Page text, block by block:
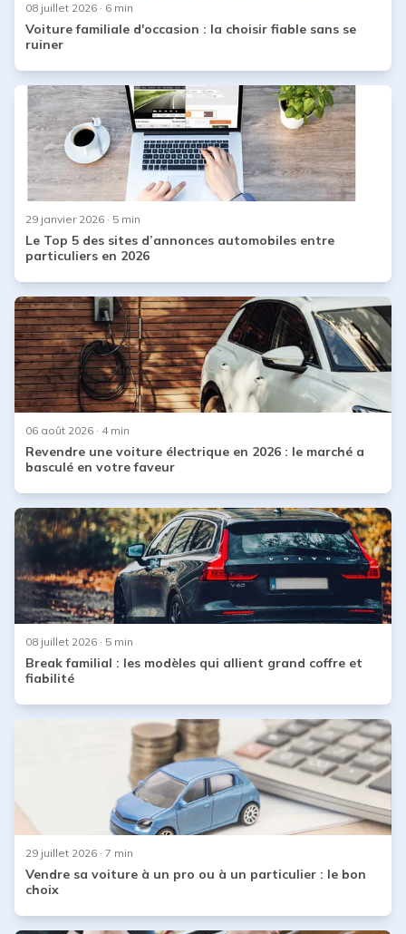
08 juillet 2026 · 6 min
Voiture familiale d'occasion : la choisir fiable sans se
ruiner
29 janvier 2026 · 5 min
Le Top 5 des sites d’annonces automobiles entre
particuliers en 2026
06 août 2026 · 4 min
Revendre une voiture électrique en 2026 : le marché a
basculé en votre faveur
08 juillet 2026 · 5 min
Break familial : les modèles qui allient grand coffre et
fiabilité
29 juillet 2026 · 7 min
Vendre sa voiture à un pro ou à un particulier : le bon
choix